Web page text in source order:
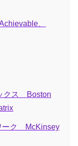
、
クス Boston
ーク McKinsey